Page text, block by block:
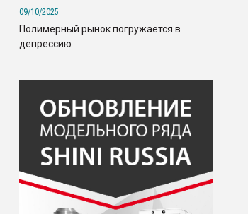
09/10/2025
Полимерный рынок погружается в
депрессию